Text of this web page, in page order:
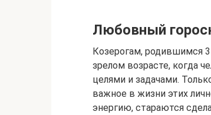
Любовный
Козерогам, родившимся
зрелом возрасте, когда
целями и задачами.
важное в жизни этих
энергию, стараются